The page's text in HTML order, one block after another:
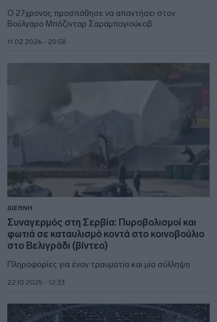
Ο 27χρονος προσπάθησε να απαντήσει στον
Βούλγαρο Μπόζινταρ Σαραμπογιούκοβ
11.02.2026 - 20:58
ΔΙΕΘΝΗ
Συναγερμός στη Σερβία: Πυροβολισμοί και
φωτιά σε καταυλισμό κοντά στο κοινοβούλιο
στο Βελιγράδι (βίντεο)
Πληροφορίες για έναν τραυματία και μία σύλληψη
22.10.2025 - 12:33